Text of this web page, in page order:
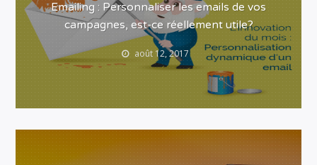
Emailing : Personnaliser les emails de vos
campagnes, est-ce réellement utile?
août 12, 2017